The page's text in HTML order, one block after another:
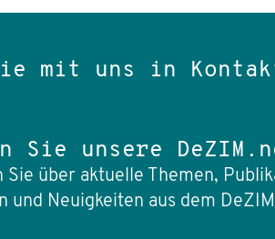
mit uns in
Sie unsere
über aktuelle Themen,
und Neuigkeiten aus dem